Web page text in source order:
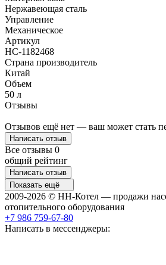
Нержавеющая сталь
Управление
Механическое
Артикул
НС-1182468
Страна производитель
Китай
Объем
50 л
Отзывы
Отзывов ещё нет — ваш может стать
Написать отзыв
Все отзывы 0
общий рейтинг
Написать отзыв
Показать ещё
2009-2026 © НН-Котел — продажи
отопительного оборудования
+7 986 759-67-80
Написать в мессенджеры: